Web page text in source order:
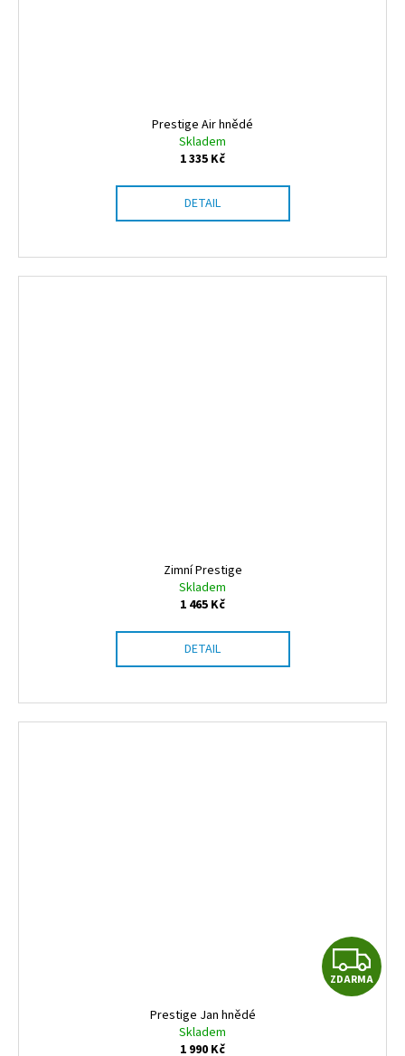
Prestige Air hnědé
Skladem
1 335 Kč
DETAIL
Zimní Prestige
Skladem
1 465 Kč
DETAIL
Z
D
ZDARMA
Prestige Jan hnědé
Skladem
1 990 Kč